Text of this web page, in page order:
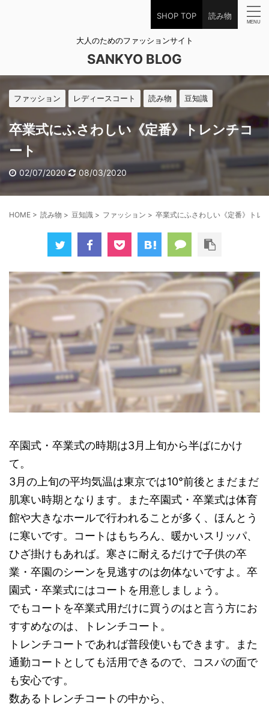
SHOP TOP 読み物
大人のためのファッションサイト
SANKYO BLOG
ファッション レディースコート 読み物 豆知識
卒業式にふさわしい《定番》トレンチコ
ート
02/07/2020 08/03/2020
HOME > 読み物 > 豆知識 > ファッション > 卒業式にふさわしい《定番》トレ
卒園式・卒業式の時期は3月上旬から半ばにかけ
て。
3月の上旬の平均気温は東京では10°前後とまだまだ
肌寒い時期となります。また卒園式・卒業式は体育
館や大きなホールで行われることが多く、ほんとう
に寒いです。コートはもちろん、暖かいスリッパ、
ひざ掛けもあれば。寒さに耐えるだけで子供の卒
業・卒園のシーンを見逃すのは勿体ないですよ。卒
園式・卒業式にはコートを用意しましょう。
でもコートを卒業式用だけに買うのはと言う方にお
すすめなのは、トレンチコート。
トレンチコートであれば普段使いもできます。また
通勤コートとしても活用できるので、コスパの面で
も安心です。
数あるトレンチコートの中から、